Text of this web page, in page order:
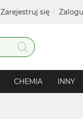
Zarejestruj się
CHEMIA INNY